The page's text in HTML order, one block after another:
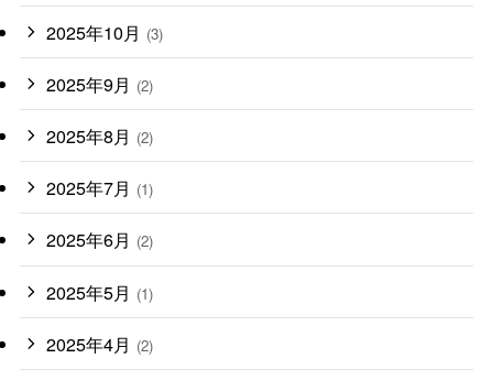
2025年10月 (3)
2025年9月 (2)
2025年8月 (2)
2025年7月 (1)
2025年6月 (2)
2025年5月 (1)
2025年4月 (2)